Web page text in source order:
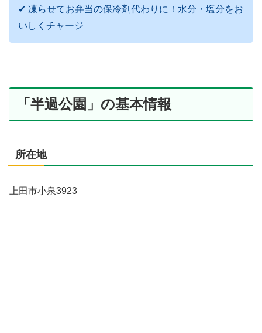
✔ 凍らせてお弁当の保冷剤代わりに！水分・塩分をお
いしくチャージ
「半過公園」の基本情報
所在地
上田市小泉3923